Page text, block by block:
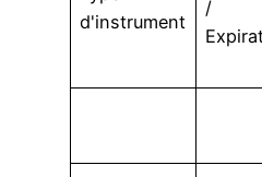
d'instrument
/